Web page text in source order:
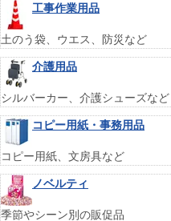
工事作業用品
土のう袋、ウエス、防災など
介護用品
シルバーカー、介護シューズなど
コピー用紙・事務用品
コピー用紙、文房具など
ノベルティ
季節やシーン別の販促品